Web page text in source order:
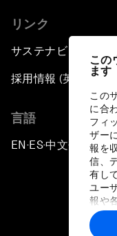
この
ます
この
に合
フィ
ザー
報を
信、
有し
ユー
報や
に収
トナ
リンク
サステナビリティへ
採用情報 (英語のみ)
言語
EN ▪ES▪中文▪ 日本語